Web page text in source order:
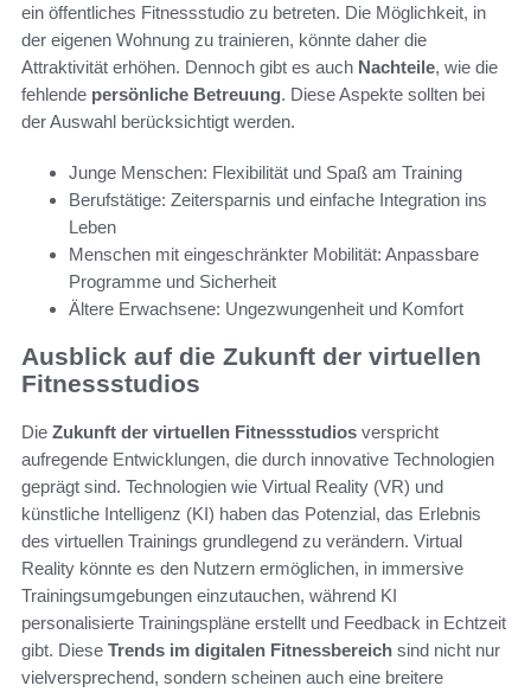
ein öffentliches Fitnessstudio zu betreten. Die Möglichkeit, in
der eigenen Wohnung zu trainieren, könnte daher die
Attraktivität erhöhen. Dennoch gibt es auch Nachteile, wie die
fehlende persönliche Betreuung. Diese Aspekte sollten bei
der Auswahl berücksichtigt werden.
Junge Menschen: Flexibilität und Spaß am Training
Berufstätige: Zeitersparnis und einfache Integration ins
Leben
Menschen mit eingeschränkter Mobilität: Anpassbare
Programme und Sicherheit
Ältere Erwachsene: Ungezwungenheit und Komfort
Ausblick auf die Zukunft der virtuellen
Fitnessstudios
Die Zukunft der virtuellen Fitnessstudios verspricht
aufregende Entwicklungen, die durch innovative Technologien
geprägt sind. Technologien wie Virtual Reality (VR) und
künstliche Intelligenz (KI) haben das Potenzial, das Erlebnis
des virtuellen Trainings grundlegend zu verändern. Virtual
Reality könnte es den Nutzern ermöglichen, in immersive
Trainingsumgebungen einzutauchen, während KI
personalisierte Trainingspläne erstellt und Feedback in Echtzeit
gibt. Diese Trends im digitalen Fitnessbereich sind nicht nur
vielversprechend, sondern scheinen auch eine breitere